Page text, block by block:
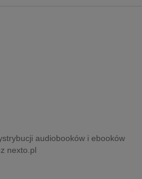
audiobooków i ebooków
nexto.pl